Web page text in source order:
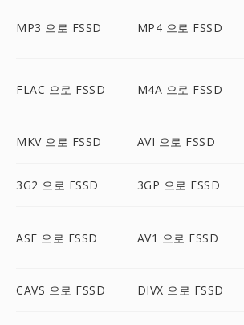
MP3 으로 FSSD MP4 으로 FSSD
FLAC 으로 FSSD M4A 으로 FSSD
MKV 으로 FSSD AVI 으로 FSSD
3G2 으로 FSSD 3GP 으로 FSSD
ASF 으로 FSSD AV1 으로 FSSD
CAVS 으로 FSSD DIVX 으로 FSSD